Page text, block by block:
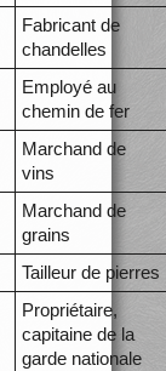
Fabricant de
chandelles
Employé au
chemin de fer
Marchand de
vins
Marchand de
grains
Tailleur de pierres
Propriétaire,
capitaine de la
garde nationale